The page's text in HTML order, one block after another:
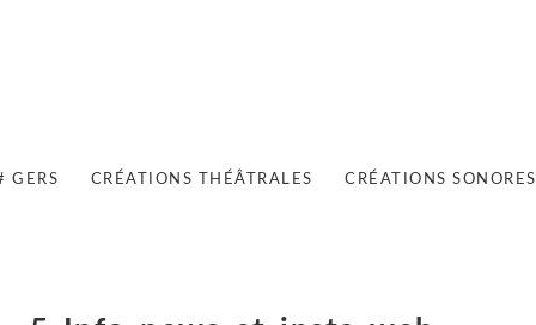
GERS CRÉATIONS THÉÂTRALES CRÉATIONS SONORES